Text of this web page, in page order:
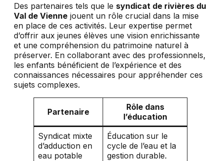
Des partenaires tels que le syndicat de rivières du
Val de Vienne jouent un rôle crucial dans la mise
en place de ces activités. Leur expertise permet
d’offrir aux jeunes élèves une vision enrichissante
et une compréhension du patrimoine naturel à
préserver. En collaborant avec des professionnels,
les enfants bénéficient de l’expérience et des
connaissances nécessaires pour appréhender ces
sujets complexes.
Partenaire
Rôle dans
l’éducation
Syndicat mixte
d’adduction en
eau potable
Éducation sur le
cycle de l’eau et la
gestion durable.